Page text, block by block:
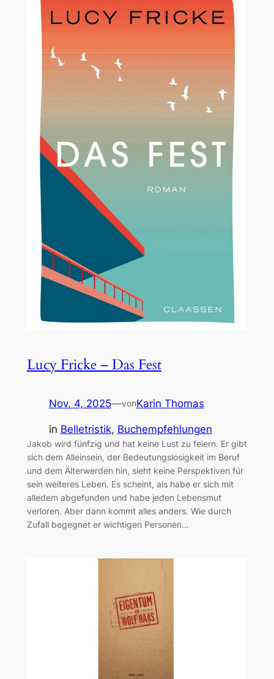
Lucy Fricke – Das Fest
Nov. 4, 2025—vonKarin Thomas
in Belletristik, Buchempfehlungen
Jakob wird fünfzig und hat keine Lust zu feiern. Er gibt
sich dem Alleinsein, der Bedeutungslosigkeit im Beruf
und dem Älterwerden hin, sieht keine Perspektiven für
sein weiteres Leben. Es scheint, als habe er sich mit
alledem abgefunden und habe jeden Lebensmut
verloren. Aber dann kommt alles anders. Wie durch
Zufall begegnet er wichtigen Personen…